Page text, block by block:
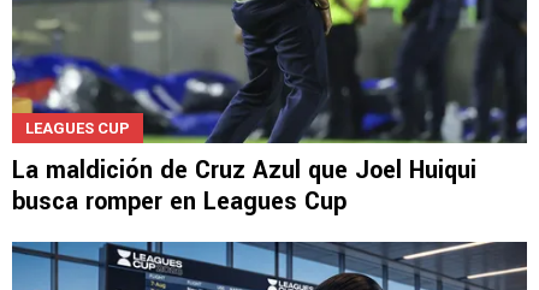
LEAGUES CUP
La maldición de Cruz Azul que Joel Huiqui
busca romper en Leagues Cup